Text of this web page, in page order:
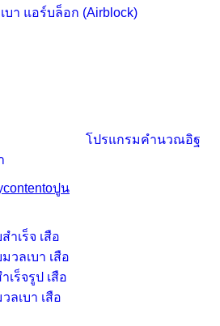
บา แอร์บล็อก (Airblock)
โปรแกรมคำนวณอิฐ
ปูน
ำเร็จ เสือ
วลเบา เสือ
เร็จรูป เสือ
ลเบา เสือ